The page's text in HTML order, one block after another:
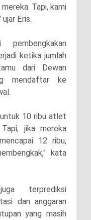
Tapi, kami
Eris.
ketika jumlah
dari Dewan
mendaftar ke
untuk 10 ribu atlet
jika mereka
12 ribu,
kata
terprediksi
dan anggaran
yang masih